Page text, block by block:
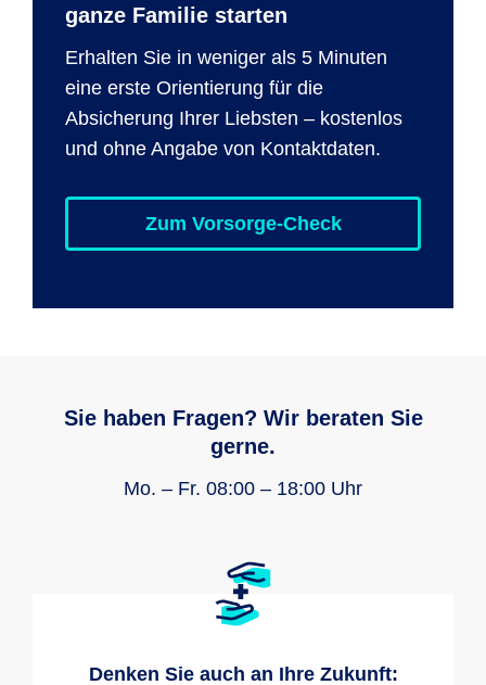
ganze Familie starten
Erhalten Sie in weniger als 5 Minuten
eine erste Orientierung für die
Absicherung Ihrer Liebsten – kostenlos
und ohne Angabe von Kontaktdaten.
Zum Vorsorge-Check
Sie haben Fragen? Wir beraten Sie
gerne.
Mo. – Fr. 08:00 – 18:00 Uhr
Denken Sie auch an Ihre Zukunft: